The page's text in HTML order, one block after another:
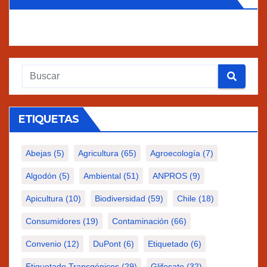
ETIQUETAS
Abejas (5) Agricultura (65) Agroecología (7)
Algodón (5) Ambiental (51) ANPROS (9)
Apicultura (10) Biodiversidad (59) Chile (18)
Consumidores (19) Contaminación (66)
Convenio (12) DuPont (6) Etiquetado (6)